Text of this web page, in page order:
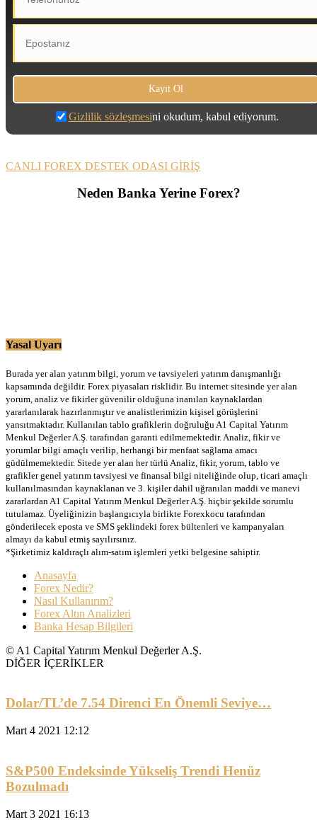
Gizlilik sözleşmesini okudum, kabul ediyorum.
CANLI FOREX DESTEK ODASI GİRİŞ
Neden Banka Yerine Forex?
Yasal Uyarı
Burada yer alan yatırım bilgi, yorum ve tavsiyeleri yatırım danışmanlığı
kapsamında değildir. Forex piyasaları risklidir. Bu internet sitesinde yer alan
yorum, analiz ve fikirler güvenilir olduğuna inanılan kaynaklardan
yararlanılarak hazırlanmıştır ve analistlerimizin kişisel görüşlerini
yansıtmaktadır. Kullanılan tablo grafiklerin doğruluğu A1 Capital Yatırım
Menkul Değerler A.Ş. tarafından garanti edilmemektedir. Analiz, fikir ve
yorumlar bilgi amaçlı verilip, herhangi bir menfaat sağlama amacı
güdülmemektedir. Sitede yer alan her türlü Analiz, fikir, yorum, tablo ve
grafikler genel yatırım tavsiyesi ve finansal bilgi niteliğinde olup, ticari amaçlı
kullanılmasından kaynaklanan ve 3. kişiler dahil uğranılan maddi ve manevi
zararlardan A1 Capital Yatırım Menkul Değerler A.Ş. hiçbir şekilde sorumlu
tutulamaz. Üyeliğinizin başlangıcıyla birlikte Forexkocu tarafından
gönderilecek eposta ve SMS şeklindeki forex bültenleri ve kampanyaları
almayı da kabul etmiş sayılırsınız.
*Şirketimiz kaldıraçlı alım-satım işlemleri yetki belgesine sahiptir.
Anasayfa
Forex Nedir?
Nasıl Kullanırım?
Forex Altın Analizleri
Banka Hesap Bilgileri
© A1 Capital Yatırım Menkul Değerler A.Ş.
DİĞER İÇERİKLER
Dolar/TL’de 7.54 Direnci En Önemli Seviye…
Mart 4 2021 12:12
S&P500 Endeksinde Yükseliş Trendi Henüz
Bozulmadı
Mart 3 2021 16:13